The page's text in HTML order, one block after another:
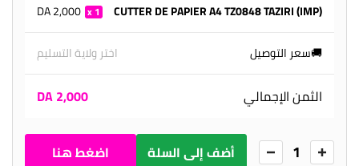
(IMP) CUTTER DE PAPIER A4 TZ0848 TAZIRI
1
2,000 DA
🚚سعر التوصيل
اختر ولاية التسليم
الثمن الإجمالي 2,000 DA
1 أضف إلى السلة
اضغط هنا